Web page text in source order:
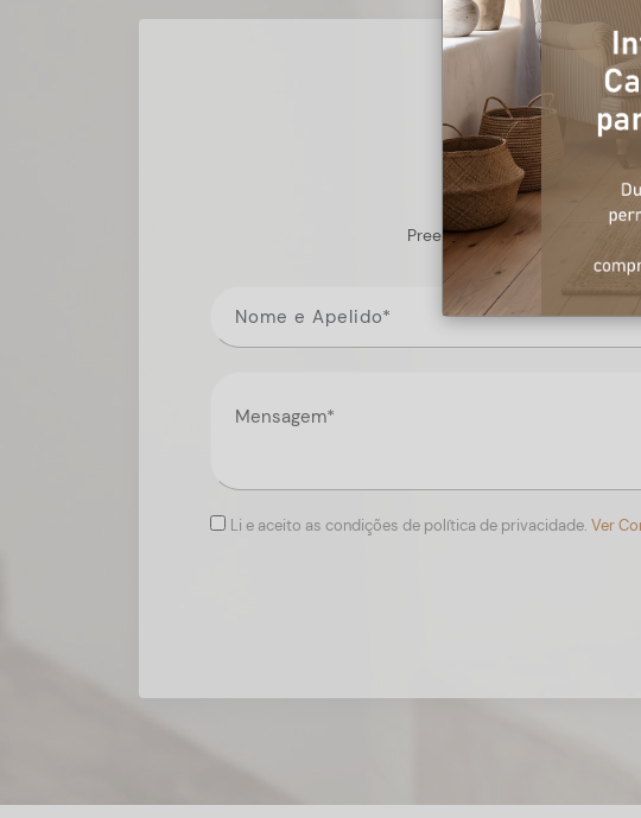
Preencha o formulário, e
Li e aceito as condições de política de privacidade. Ver